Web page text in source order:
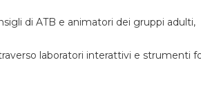
di ATB e animatori dei gruppi adulti,
laboratori interattivi e strumenti